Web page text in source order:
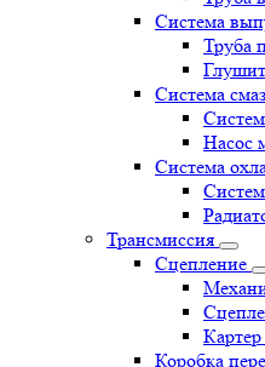
Система
Труба
Система
Насос
Система
Трансмиссия
Сцепление
Коробка